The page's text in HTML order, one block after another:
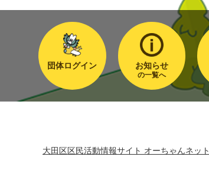
団体ログイン お知らせ
の一覧へ
大田区区民活動情報サイト オーちゃんネット